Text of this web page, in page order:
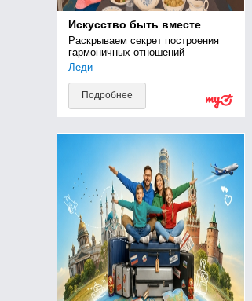
Искусство быть вместе
Раскрываем секрет построения
гармоничных отношений
Леди
Подробнее